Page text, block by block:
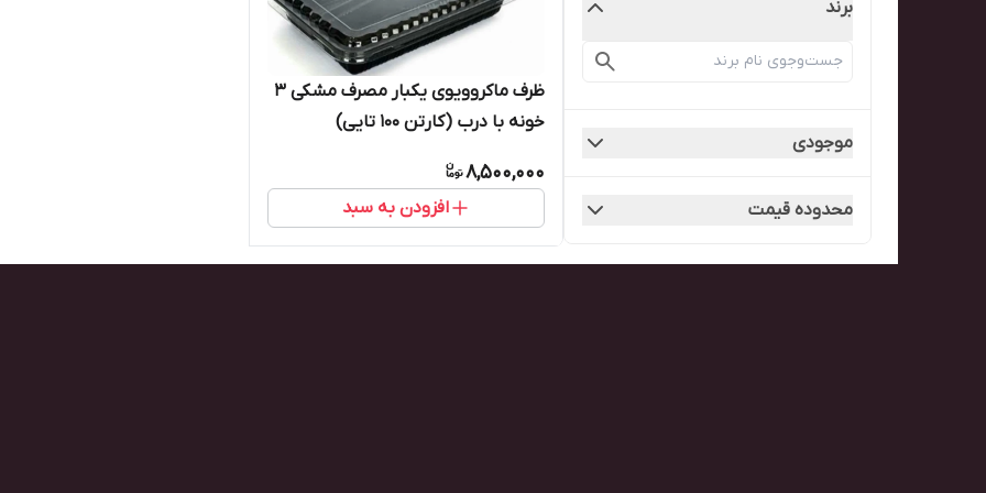
برند
موجودی
محدوده قیمت
ظرف ماکروویوی یکبار مصرف مشکی ۳
خونه با درب (کارتن ۱۰۰ تایی)
8,500,000
افزودن به سبد